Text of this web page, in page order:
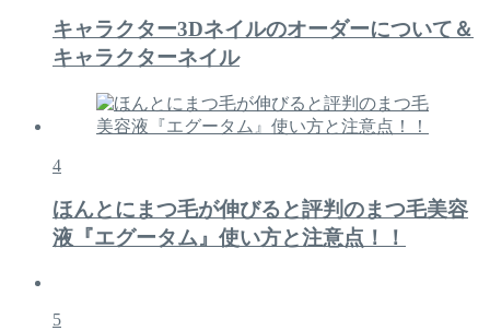
キャラクター3Dネイルのオーダーについて＆
キャラクターネイル
4
ほんとにまつ毛が伸びると評判のまつ毛美容
液『エグータム』使い方と注意点！！
5